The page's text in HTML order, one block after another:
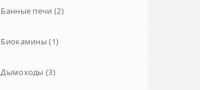
Банные печи (2)
Биокамины (1)
Дымоходы (3)